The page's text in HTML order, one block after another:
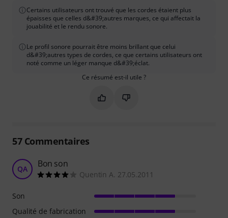
Certains utilisateurs ont trouvé que les cordes étaient plus
épaisses que celles d&#39;autres marques, ce qui affectait la
jouabilité et le rendu sonore.
Le profil sonore pourrait être moins brillant que celui
d&#39;autres types de cordes, ce que certains utilisateurs ont
noté comme un léger manque d&#39;éclat.
Ce résumé est-il utile ?
Marquer ce résumé comme utile
Marquer ce résumé comme
57Commentaires
QA Bon son
Quentin A. 27.05.2011
Son
Qualité de fabrication